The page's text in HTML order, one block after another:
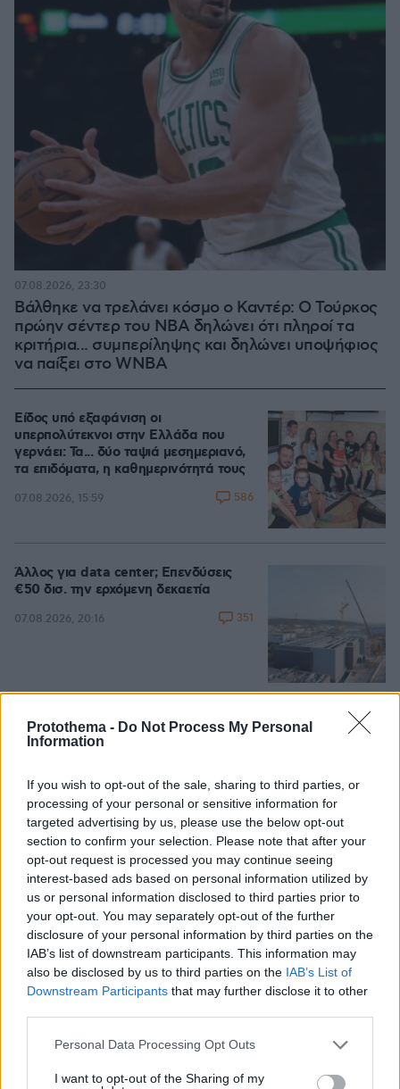
Protothema - Do Not Process My Personal
Information
If you wish to opt-out of the sale, sharing to third parties, or
processing of your personal or sensitive information for
targeted advertising by us, please use the below opt-out
section to confirm your selection. Please note that after your
opt-out request is processed you may continue seeing
interest-based ads based on personal information utilized by
us or personal information disclosed to third parties prior to
your opt-out. You may separately opt-out of the further
disclosure of your personal information by third parties on the
IAB’s list of downstream participants. This information may
also be disclosed by us to third parties on the IAB’s List of
Downstream Participants that may further disclose it to other
Please note that this website/app uses one or more Google
not limited to your visit or usage behaviour. You may click to
Personal Data Processing Opt Outs
I want to opt-out of the Sharing of my
Βάλθηκε να τρελάνει κόσμο ο Καντέρ: Ο Τούρκος
πρώην σέντερ του NBA δηλώνει ότι πληροί τα
κριτήρια... συμπερίληψης και δηλώνει υποψήφιος
να παίξει στο WNBA
07.08.2026, 23:30
Είδος υπό εξαφάνιση οι
υπερπολύτεκνοι στην Ελλάδα που
γερνάει: Τα... δύο ταψιά μεσημεριανό,
τα επιδόματα, η καθημερινότητά τους
07.08.2026, 15:59 586
Άλλος για data center; Επενδύσεις
€50 δισ. την ερχόμενη δεκαετία
07.08.2026, 20:16 351
Νέες καταγγελίες στην Ελπίδα για τη
Δημοκρατία: Γρατσία, Γαλανός,
μετέτρεψαν σε φοβικό αρχηγικό
κόμμα
07.08.2026, 19:33 116
Η Λίλα Μπακλέση έφερε στον κόσμο
το πρώτο της παιδί, δείτε την
ανάρτηση του συντρόφου της περί...
λαού και εξουσίας
07.08.2026, 22:23 45
«Πόλεμος» Σάντσεθ - Μελόνι λόγω
της Θέουτα: Η Ισπανία επιβάλλει και
αυτή ελέγχους στα σύνορα σε πτήσεις